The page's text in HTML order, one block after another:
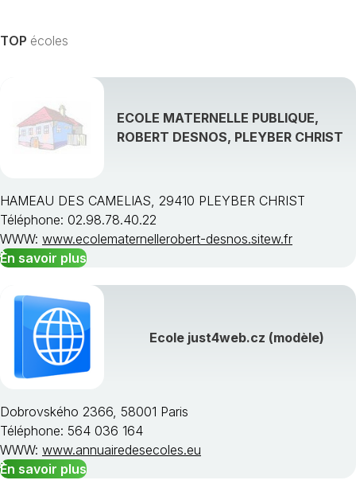
Afficher toutes les spécialités de formation »
Choisissez une région
TOP écoles
ECOLE MATERNELLE PUBLIQUE,
ROBERT DESNOS, PLEYBER CHRIST
HAMEAU DES CAMELIAS, 29410 PLEYBER CHRIST
Téléphone: 02.98.78.40.22
WWW: www.ecolematernellerobert-desnos.sitew.fr
En savoir plus
Ecole just4web.cz (modèle)
Dobrovského 2366, 58001 Paris
Téléphone: 564 036 164
WWW: www.annuairedesecoles.eu
En savoir plus